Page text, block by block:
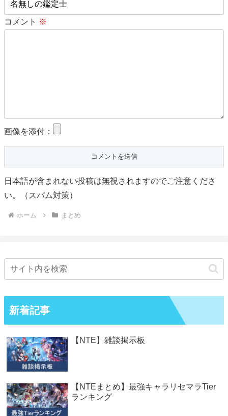
コメント ※
画像を添付：
日本語が含まれない投稿は無視されますのでご注意くださ
い。（スパム対策）
ホーム まとめ
新着記事
【NTE】雑談掲示板
【NTEまとめ】最強キャラリセマラTier
ランキング